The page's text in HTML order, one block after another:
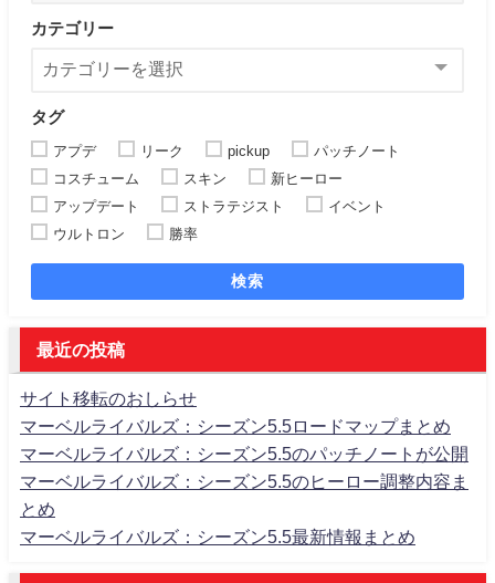
カテゴリー
タグ
アプデ リーク pickup
パッチノート
コスチューム
スキン
新ヒーロー
アップデート
ストラテジスト
イベント
ウルトロン
勝率
検索
最近の投稿
サイト移転のおしらせ
マーベルライバルズ：シーズン5.5ロードマップまとめ
マーベルライバルズ：シーズン5.5のパッチノートが公開
マーベルライバルズ：シーズン5.5のヒーロー調整内容ま
とめ
マーベルライバルズ：シーズン5.5最新情報まとめ